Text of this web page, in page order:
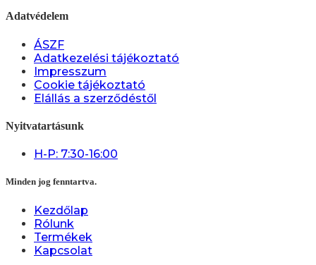
Adatvédelem
ÁSZF
Adatkezelési tájékoztató
Impresszum
Cookie tájékoztató
Elállás a szerződéstől
Nyitvatartásunk
H-P: 7:30-16:00
Minden jog fenntartva.
Kezdőlap
Rólunk
Termékek
Kapcsolat